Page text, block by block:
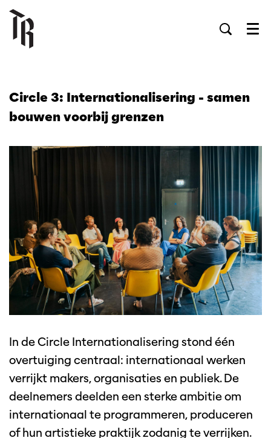
Circle 3: Internationalisering - samen
bouwen voorbij grenzen
In de Circle Internationalisering stond één
overtuiging centraal: internationaal werken
verrijkt makers, organisaties en publiek. De
deelnemers deelden een sterke ambitie om
internationaal te programmeren, produceren
of hun artistieke praktijk zodanig te verrijken.